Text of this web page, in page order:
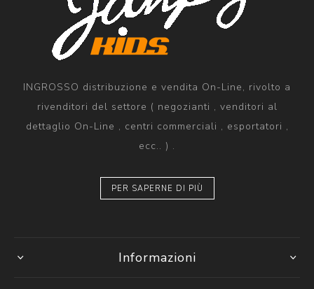
INGROSSO distribuzione e vendita On-Line, rivolto a
rivenditori del settore ( negozianti , venditori al
dettaglio On-Line , centri commerciali , esportatori ,
ecc.. ) .
PER SAPERNE DI PIÙ
Informazioni